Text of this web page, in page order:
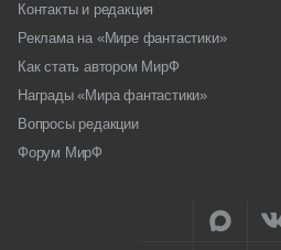
Контакты и редакция
Реклама на «Мире фантастики»
Как стать автором МирФ
Награды «Мира фантастики»
Вопросы редакции
Форум МирФ